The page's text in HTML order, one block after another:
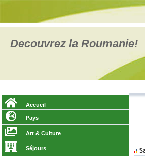
Decouvrez la Roumanie!
Accueil
Pays
Art & Culture
Séjours